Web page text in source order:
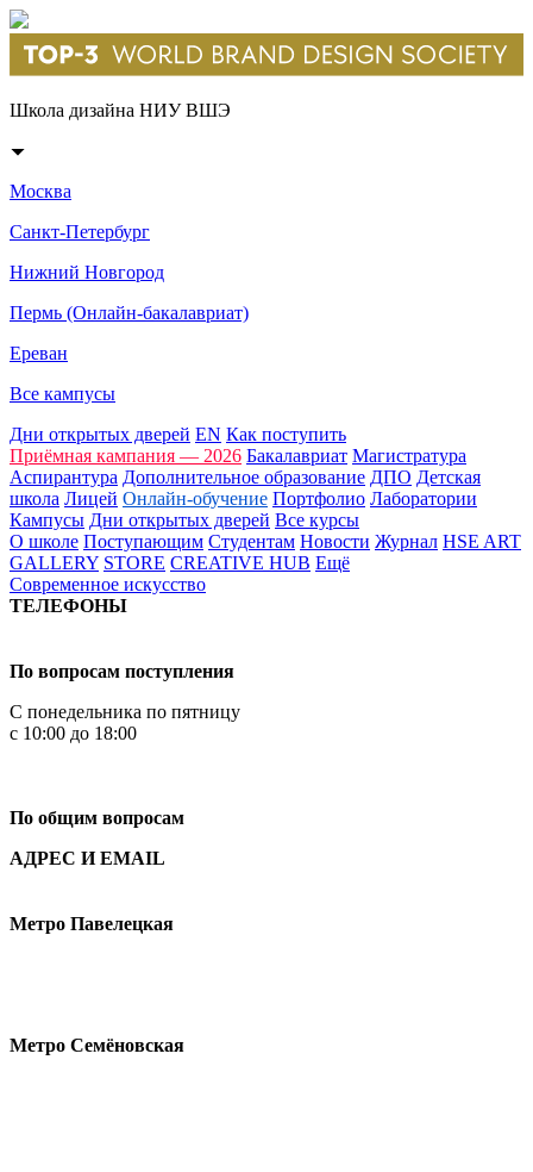
Школа дизайна НИУ ВШЭ
Москва
Санкт-Петербург
Нижний Новгород
Пермь (Онлайн-бакалавриат)
Ереван
Все кампусы
Дни открытых дверей EN Как поступить
Приёмная кампания — 2026 Бакалавриат Магистратура
Аспирантура Дополнительное образование ДПО Детская
школа Лицей Онлайн-обучение Портфолио Лаборатории
Кампусы Дни открытых дверей Все курсы
О школе Поступающим Студентам Новости Журнал HSE ART
GALLERY STORE CREATIVE HUB Ещё
Современное искусство
ТЕЛЕФОНЫ
По вопросам поступления
С понедельника по пятницу
с 10:00 до 18:00
По общим вопросам
АДРЕС И EMAIL
Метро Павелецкая
Метро Семёновская